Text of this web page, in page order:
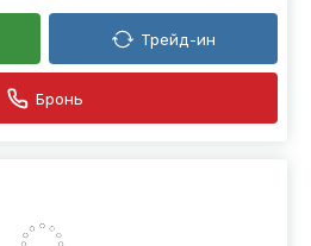
Трейд-ин
Бронь